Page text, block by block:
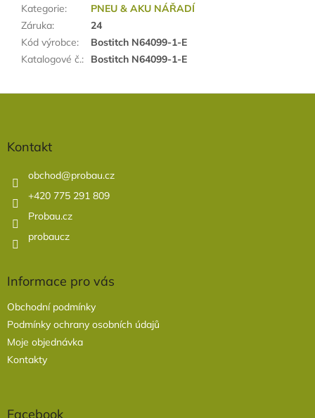
Kategorie:
PNEU & AKU NÁŘADÍ
Záruka:
24
Kód výrobce:
Bostitch N64099-1-E
Katalogové č.: Bostitch N64099-1-E
Z
Kontakt
obchod@probau.cz
+420 775 291 809
Probau.cz
probaucz
Informace pro vás
Obchodní podmínky
Podmínky ochrany osobních údajů
Moje objednávka
Kontakty
Facebook